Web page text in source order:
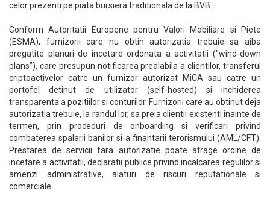
celor prezenti pe piata bursiera traditionala de la BVB.
Conform Autoritatii Europene pentru Valori Mobiliare si Piete
(ESMA), furnizorii care nu obtin autorizatia trebuie sa aiba
pregatite planuri de incetare ordonata a activitatii ("wind-down
plans”), care presupun notificarea prealabila a clientilor, transferul
criptoactivelor catre un furnizor autorizat MiCA sau catre un
portofel detinut de utilizator (self-hosted) si inchiderea
transparenta a pozitiilor si conturilor. Furnizorii care au obtinut deja
autorizatia trebuie, la randul lor, sa preia clientii existenti inainte de
termen, prin proceduri de onboarding si verificari privind
combaterea spalarii banilor si a finantarii terorismului (AML/CFT).
Prestarea de servicii fara autorizatie poate atrage ordine de
incetare a activitatii, declaratii publice privind incalcarea regulilor si
amenzi administrative, alaturi de riscuri reputationale si
comerciale.